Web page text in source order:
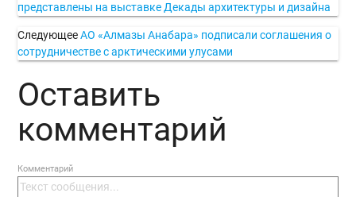
представлены на выставке Декады архитектуры и дизайна
Следующее АО «Алмазы Анабара» подписали соглашения о
сотрудничестве с арктическими улусами
Оставить
комментарий
Комментарий